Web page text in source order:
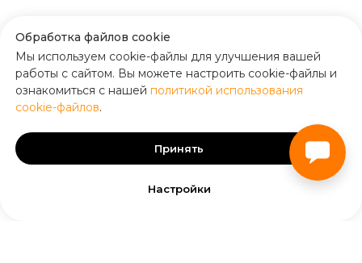
Обработка файлов cookie
Мы используем cookie-файлы для улучшения вашей
работы с сайтом. Вы можете настроить cookie-файлы и
ознакомиться с нашей политикой использования
cookie-файлов.
Принять
Настройки